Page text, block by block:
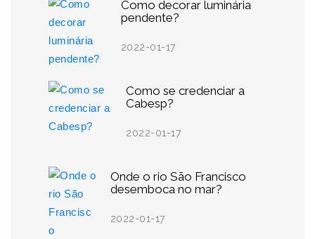
Como decorar luminária
pendente?
2022-01-17
Como se credenciar a
Cabesp?
2022-01-17
Onde o rio São Francisco
desemboca no mar?
2022-01-17